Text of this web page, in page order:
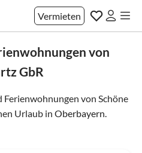
Vermieten
von
GbR
Ferienwohnungen von Schöne
Urlaub in Oberbayern.